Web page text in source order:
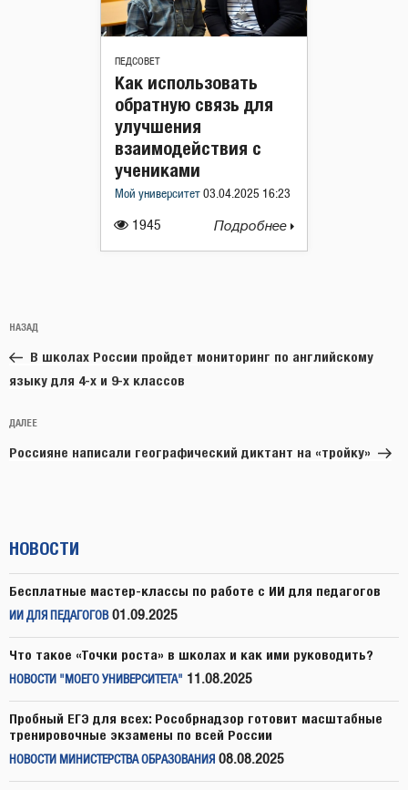
ПЕДСОВЕТ
1945
Как использовать
обратную связь для
улучшения
взаимодействия с
учениками
Мой университет 03.04.2025 16:23
Подробнее
по
записям
Предыдущая
запись:
НАЗАД
В школах России пройдет мониторинг по английскому
языку для 4-х и 9-х классов
Следующая
запись
ДАЛЕЕ
Россияне написали географический диктант на «тройку»
НОВОСТИ
Бесплатные мастер-классы по работе с ИИ для педагогов
ИИ ДЛЯ ПЕДАГОГОВ 01.09.2025
Что такое «Точки роста» в школах и как ими руководить?
НОВОСТИ "МОЕГО УНИВЕРСИТЕТА" 11.08.2025
Пробный ЕГЭ для всех: Рособрнадзор готовит масштабные
тренировочные экзамены по всей России
НОВОСТИ МИНИСТЕРСТВА ОБРАЗОВАНИЯ 08.08.2025